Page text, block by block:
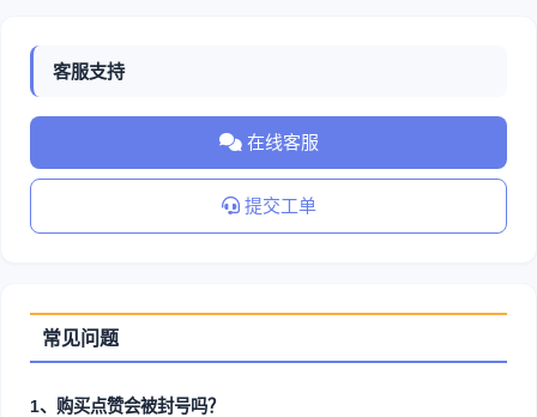
客服支持
在线客服
提交工单
常见问题
1、购买点赞会被封号吗？